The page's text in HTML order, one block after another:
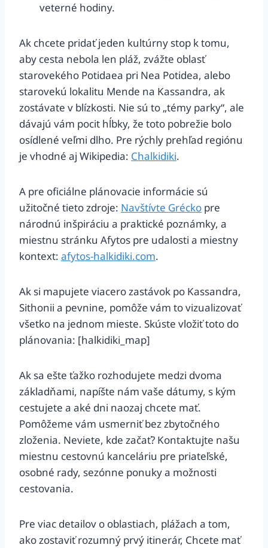
veterné hodiny.
Ak chcete pridať jeden kultúrny stop k tomu,
aby cesta nebola len pláž, zvážte oblasť
starovekého Potidaea pri Nea Potidea, alebo
starovekú lokalitu Mende na Kassandra, ak
zostávate v blízkosti. Nie sú to „témy parky“, ale
dávajú vám pocit hĺbky, že toto pobrežie bolo
osídlené veľmi dlho. Pre rýchly prehľad regiónu
je vhodné aj Wikipedia: Chalkidiki.
A pre oficiálne plánovacie informácie sú
užitočné tieto zdroje: Navštívte Grécko pre
národnú inšpiráciu a praktické poznámky, a
miestnu stránku Afytos pre udalosti a miestny
kontext: afytos-halkidiki.com.
Ak si mapujete viacero zastávok po Kassandra,
Sithonii a pevnine, pomôže vám to vizualizovať
všetko na jednom mieste. Skúste vložiť toto do
plánovania: [halkidiki_map]
Ak sa ešte ťažko rozhodujete medzi dvoma
základňami, napíšte nám vaše dátumy, s kým
cestujete a aké dni naozaj chcete mať.
Pomôžeme vám usmerniť bez zbytočného
zloženia. Neviete, kde začať? Kontaktujte našu
miestnu cestovnú kanceláriu pre priateľské,
osobné rady, sezónne ponuky a možnosti
cestovania.
Pre viac detailov o oblastiach, plážach a tom,
ako zostaviť rozumný prvý itinerár, Chcete mať